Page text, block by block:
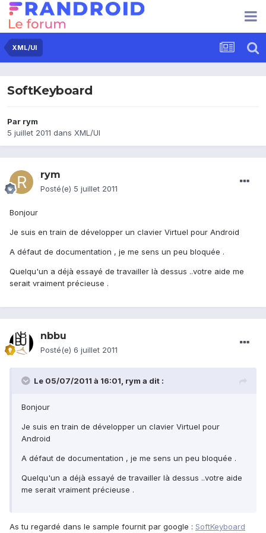
XML/UI
SoftKeyboard
Par rym
5 juillet 2011 dans XML/UI
rym
Posté(e) 5 juillet 2011
Bonjour
Je suis en train de développer un clavier Virtuel pour Android
A défaut de documentation , je me sens un peu bloquée .
Quelqu'un a déjà essayé de travailler là dessus ..votre aide me
serait vraiment précieuse .
nbbu
Posté(e) 6 juillet 2011
Le 05/07/2011 à 16:01, rym a dit :
Bonjour
Je suis en train de développer un clavier Virtuel pour
Android
A défaut de documentation , je me sens un peu bloquée .
Quelqu'un a déjà essayé de travailler là dessus ..votre aide
me serait vraiment précieuse .
As tu regardé dans le sample fournit par google : SoftKeyboard